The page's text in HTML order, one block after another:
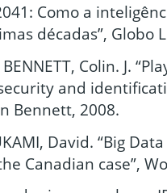
Como a
décadas”, Globo
Colin. J.
and
Bennett, 2008.
David. “Big
Canadian case”,